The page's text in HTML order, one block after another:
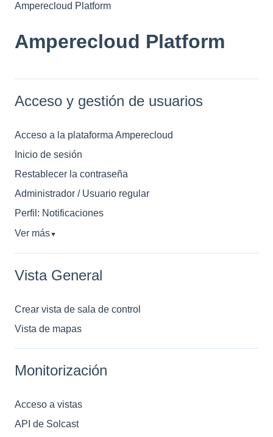
Amperecloud Platform
Amperecloud Platform
Acceso y gestión de usuarios
Acceso a la plataforma Amperecloud
Inicio de sesión
Restablecer la contraseña
Administrador / Usuario regular
Perfil: Notificaciones
Ver más▼
Vista General
Crear vista de sala de control
Vista de mapas
Monitorización
Acceso a vistas
API de Solcast